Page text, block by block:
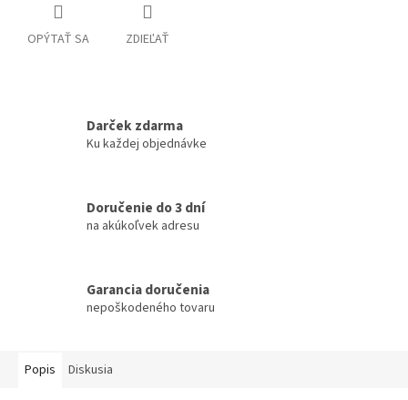
OPÝTAŤ SA ZDIEĽAŤ
Darček zdarma
Ku každej objednávke
Doručenie do 3 dní
na akúkoľvek adresu
Garancia doručenia
nepoškodeného tovaru
Popis Diskusia